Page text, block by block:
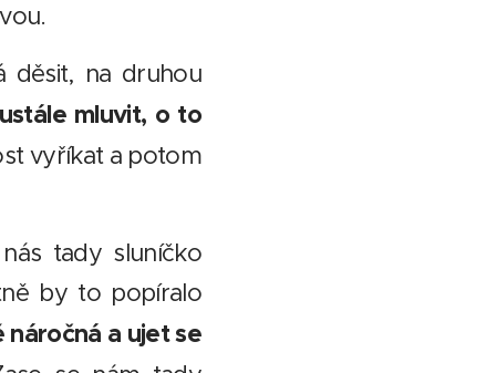
děsit, na druhou
mluvit, o to
vyříkat a potom
tady sluníčko
by to popíralo
a ujet se